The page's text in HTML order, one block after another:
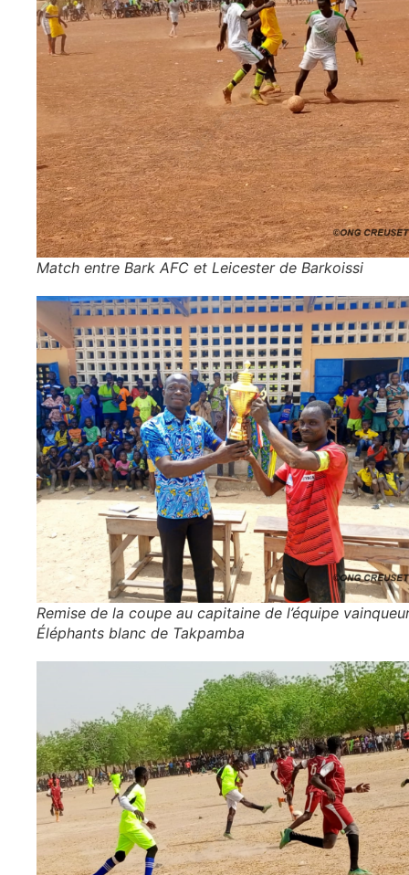
Match entre Bark AFC et Leicester de Barkoissi
Remise de la coupe au capitaine de l’équipe
Éléphants blanc de Takpamba